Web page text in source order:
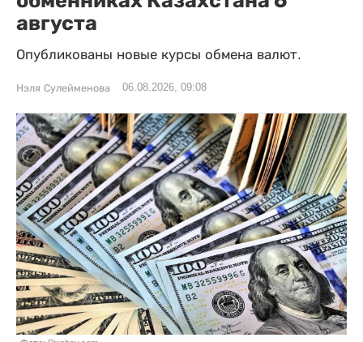
августа
Опубликованы новые курсы обмена валют.
Нэля Сулейменова 06.08.2026, 09:08